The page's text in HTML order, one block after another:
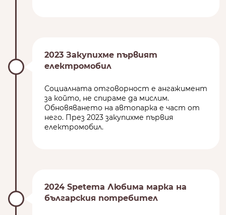
2023 Закупихме първият
електромобил
Социалната отговорност е ангажимент
за който, не спираме да мислим.
Обновяването на автопарка е част от
него. През 2023 закупихме първия
електромобил.
2024 Spetema Любима марка на
българския потребител